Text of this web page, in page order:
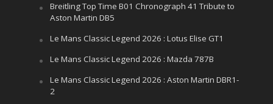
Breitling Top Time B01 Chronograph 41 Tribute to
Aston Martin DB5
Le Mans Classic Legend 2026 : Lotus Elise GT1
Le Mans Classic Legend 2026 : Mazda 787B
Le Mans Classic Legend 2026 : Aston Martin DBR1-
2